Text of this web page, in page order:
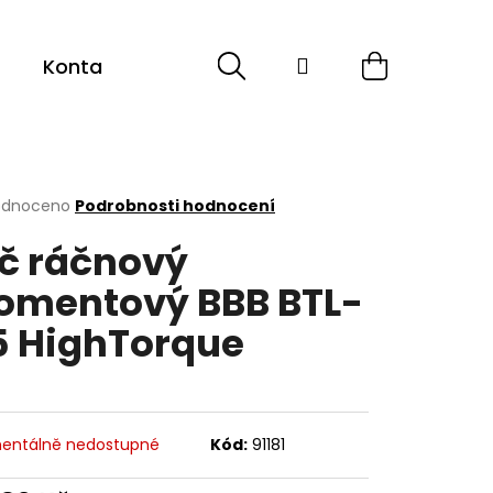
Kontakt Sport Cyklistika
HledatPřihlášeníNákupní
Podrobnosti hodnocení
ráčnový
BBB BTL-
HighTorque
nedostupné Kód: 91181